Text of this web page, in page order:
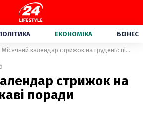
ЕКОНОМІКА БІЗНЕС
Місячний календар стрижок на грудень: цікаві поради
стрижок на
поради